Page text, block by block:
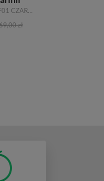
B7961-D54-000-F01 CZARNY
zł